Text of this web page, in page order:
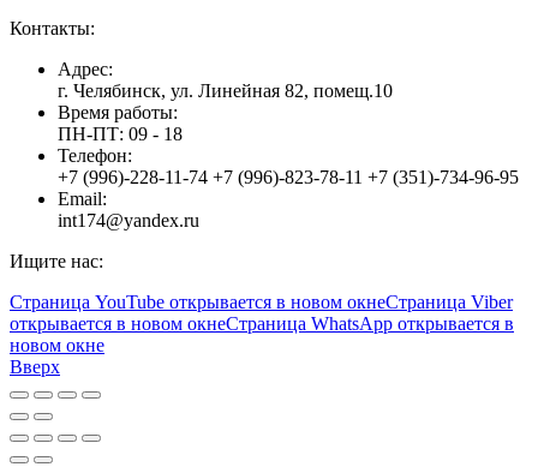
Контакты:
Адрес:
г. Челябинск, ул. Линейная 82, помещ.10
Время работы:
ПН-ПТ: 09 - 18
Телефон:
+7 (996)-228-11-74 +7 (996)-823-78-11 +7 (351)-734-96-95
Email:
int174@yandex.ru
Ищите нас:
Страница YouTube открывается в новом окнеСтраница Viber
открывается в новом окнеСтраница WhatsApp открывается в
новом окне
Вверх